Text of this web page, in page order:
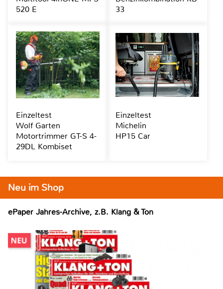
Neu im Shop
ePaper Jahres-Archive, z.B. Klang & Ton
520 E
33
Einzeltest
Wolf Garten
Motortrimmer GT-S 4-
29DL Kombiset
Einzeltest
Michelin
HP15 Car